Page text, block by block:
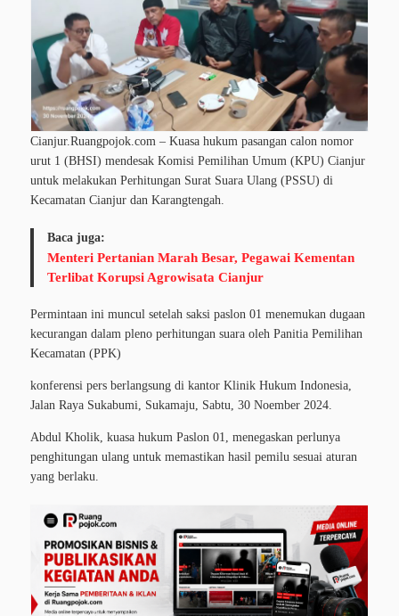
Cianjur.Ruangpojok.com – Kuasa hukum pasangan calon nomor
urut 1 (BHSI) mendesak Komisi Pemilihan Umum (KPU) Cianjur
untuk melakukan Perhitungan Surat Suara Ulang (PSSU) di
Kecamatan Cianjur dan Karangtengah.
Baca juga:
Menteri Pertanian Marah Besar, Pegawai Kementan
Terlibat Korupsi Agrowisata Cianjur
Permintaan ini muncul setelah saksi paslon 01 menemukan dugaan
kecurangan dalam pleno perhitungan suara oleh Panitia Pemilihan
Kecamatan (PPK)
konferensi pers berlangsung di kantor Klinik Hukum Indonesia,
Jalan Raya Sukabumi, Sukamaju, Sabtu, 30 Noember 2024.
Abdul Kholik, kuasa hukum Paslon 01, menegaskan perlunya
penghitungan ulang untuk memastikan hasil pemilu sesuai aturan
yang berlaku.